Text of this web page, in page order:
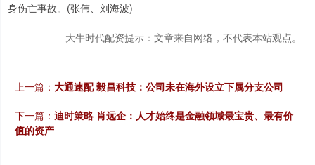
身伤亡事故。(张伟、刘海波)
大牛时代配资提示：文章来自网络，不代表本站观点。
上一篇： 大通速配 毅昌科技：公司未在海外设立下属分支公司
下一篇： 迪时策略 肖远企：人才始终是金融领域最宝贵、最有价
值的资产